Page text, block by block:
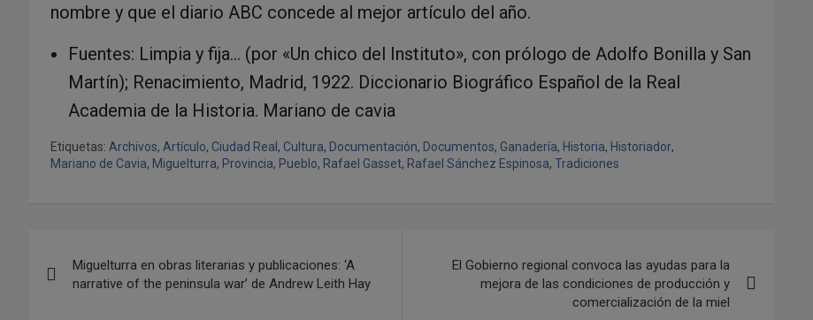
nombre y que el diario ABC concede al mejor artículo del año.
Fuentes: Limpia y fija… (por «Un chico del Instituto», con prólogo de Adolfo Bonilla y San
Martín); Renacimiento, Madrid, 1922. Diccionario Biográfico Español de la Real
Academia de la Historia. Mariano de cavia
Etiquetas: Archivos, Artículo, Ciudad Real , Cultura, Documentación, Documentos, Ganadería, Historia, Historiador,
Mariano de Cavia, Miguelturra, Provincia, Pueblo, Rafael Gasset, Rafael Sánchez Espinosa, Tradiciones
Miguelturra en obras literarias y publicaciones: ‘A
narrative of the peninsula war’ de Andrew Leith Hay
El Gobierno regional convoca las ayudas para la
mejora de las condiciones de producción y
comercialización de la miel